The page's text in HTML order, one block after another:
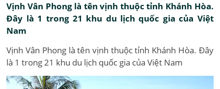
Vịnh Vân Phong là tên vịnh thuộc tỉnh Khánh Hòa.
Đây là 1 trong 21 khu du lịch quốc gia của Việt
Nam
Vịnh Vân Phong là tên vịnh thuộc tỉnh Khánh Hòa. Đây
là 1 trong 21 khu du lịch quốc gia của Việt Nam